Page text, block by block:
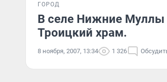
ГОРОД
В селе Нижние Муллы
Троицкий храм.
8 ноября, 2007, 13:34 1 326